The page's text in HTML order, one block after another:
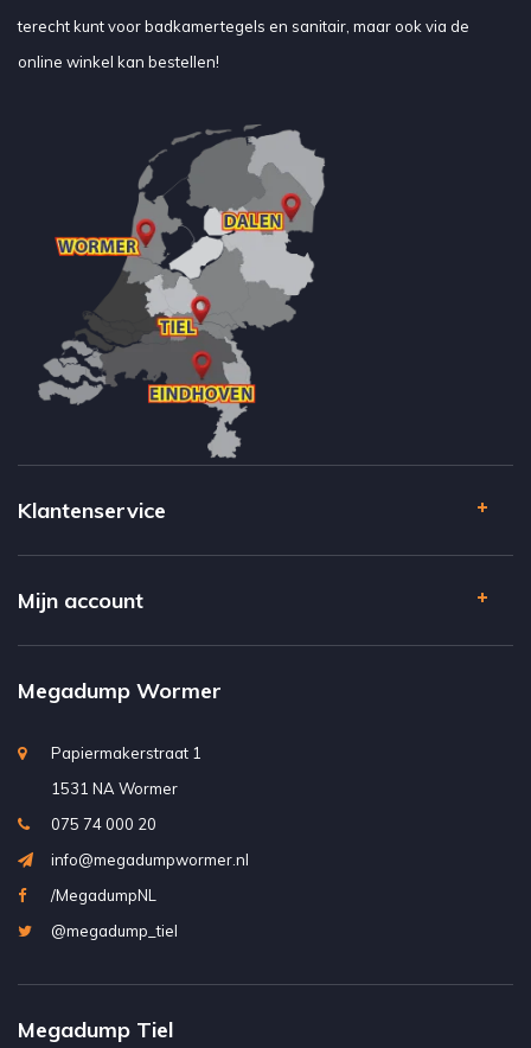
terecht kunt voor badkamertegels en sanitair, maar ook via de
online winkel kan bestellen!
Klantenservice
Mijn account
Megadump Wormer
Papiermakerstraat 1
1531 NA Wormer
075 74 000 20
info@megadumpwormer.nl
/MegadumpNL
@megadump_tiel
Megadump Tiel